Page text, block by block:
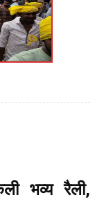
भव्य रैली,